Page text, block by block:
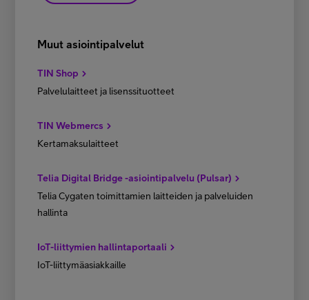
Muut asiointipalvelut
TIN Shop
Palvelulaitteet ja lisenssituotteet
TIN Webmercs
Kertamaksulaitteet
Telia Digital Bridge -asiointipalvelu (Pulsar)
Telia Cygaten toimittamien laitteiden ja palveluiden
hallinta
IoT-liittymien hallintaportaali
IoT-liittymäasiakkaille